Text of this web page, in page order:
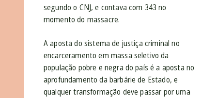
segundo o CNJ, e contava com 343 no
momento do massacre.
A aposta do sistema de justiça criminal no
encarceramento em massa seletivo da
população pobre e negra do país é a aposta no
aprofundamento da barbárie de Estado, e
qualquer transformação deve passar por uma